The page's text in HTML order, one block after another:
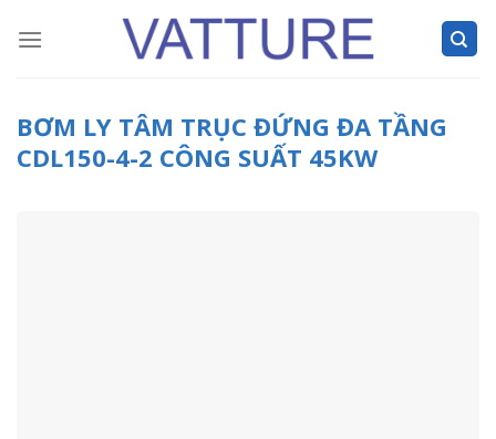
BƠM LY TÂM TRỤC ĐỨNG ĐA TẦNG
CDL150-4-2 CÔNG SUẤT 45KW